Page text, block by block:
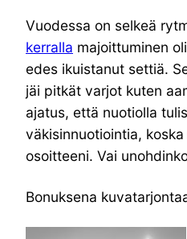
Vuodessa on selkeä
kerralla majoittuminen
edes ikuistanut settiä.
jäi pitkät varjot kuten
ajatus, että nuotiolla
väkisinnuotiointia,
osoitteeni. Vai
Bonuksena